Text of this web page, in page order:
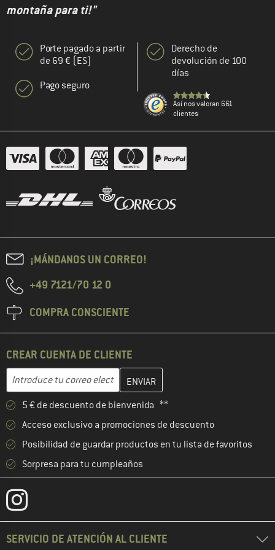
montaña para ti!"
Porte pagado a partir
de 69 € (ES)
Pago seguro
Derecho de
devolución de 100
días
Así nos valoran 661
clientes
¡MÁNDANOS UN CORREO!
+49 7121/70 12 0
COMPRA CONSCIENTE
CREAR CUENTA DE CLIENTE
Dirección de correo electrónico
Introduce aquí tu dirección de correo electrónico y crea tu
5 € de descuento de bienvenida **
Acceso exclusivo a promociones de descuento
Posibilidad de guardar productos en tu lista de favoritos
Sorpresa para tu cumpleaños
SERVICIO DE ATENCIÓN AL CLIENTE